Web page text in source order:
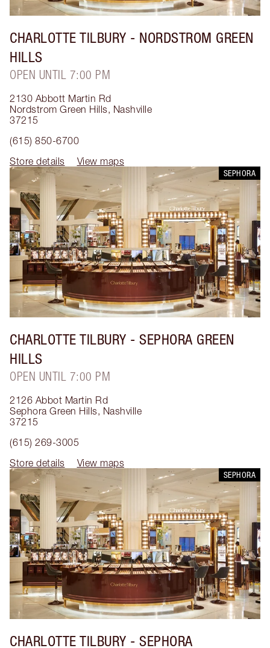
CHARLOTTE TILBURY - NORDSTROM GREEN
HILLS
OPEN UNTIL 7:00 PM
2130 Abbott Martin Rd
Nordstrom Green Hills, Nashville
37215
(615) 850-6700
Store details
View maps
SEPHORA
CHARLOTTE TILBURY - SEPHORA GREEN
HILLS
OPEN UNTIL 7:00 PM
2126 Abbot Martin Rd
Sephora Green Hills, Nashville
37215
(615) 269-3005
Store details
View maps
SEPHORA
CHARLOTTE TILBURY - SEPHORA